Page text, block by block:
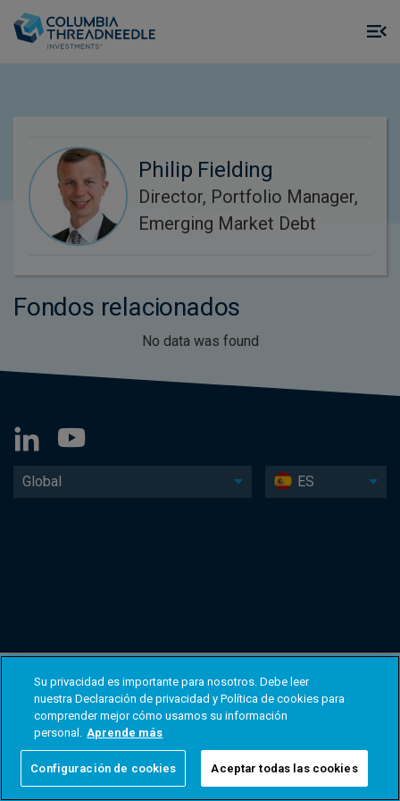
Philip Fielding
Director, Portfolio Manager,
Emerging Market Debt
Fondos relacionados
No data was found
Global ES
Su privacidad es importante para nosotros. Debe leer
nuestra Declaración de privacidad y Política de cookies para
comprender mejor cómo usamos su información
personal. Aprende más
Configuración de cookies Aceptar todas las cookies